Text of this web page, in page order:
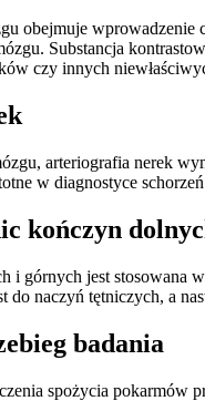
obejmuje
Substancja
czy innych
arteriografia nerek
w diagnostyce
kończyn
i górnych jest stosowana
do naczyń tętniczych, a
badania
spożycia pokarmów